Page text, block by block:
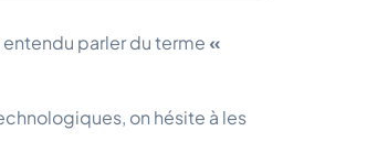
parler du terme «
on hésite à les